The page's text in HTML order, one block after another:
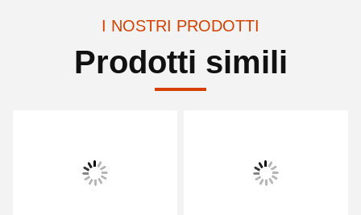
I NOSTRI PRODOTTI
Prodotti simili